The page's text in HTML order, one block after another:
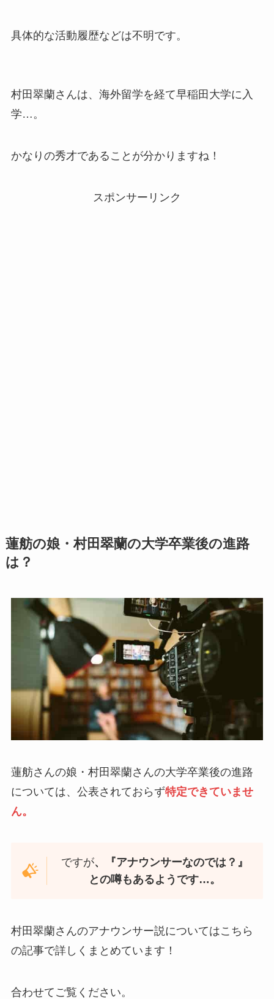
具体的な活動履歴などは不明です。
村田翠蘭さんは、海外留学を経て早稲田大学に入
学…。
かなりの秀才であることが分かりますね！
スポンサーリンク
蓮舫の娘・村田翠蘭の大学卒業後の進路
は？
蓮舫さんの娘・村田翠蘭さんの大学卒業後の進路
については、公表されておらず特定できていませ
ん。
ですが、『アナウンサーなのでは？』
との噂もあるようです…。
村田翠蘭さんのアナウンサー説についてはこちら
の記事で詳しくまとめています！
合わせてご覧ください。